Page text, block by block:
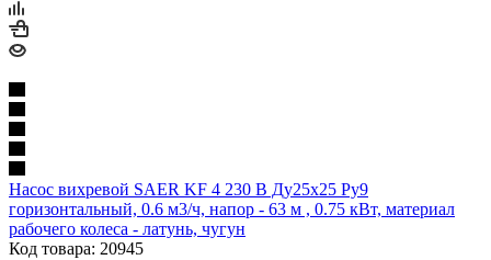
Насос вихревой SAER KF 4 230 В Ду25х25 Ру9
горизонтальный, 0.6 м3/ч, напор - 63 м , 0.75 кВт, материал
рабочего колеса - латунь, чугун
Код товара: 20945